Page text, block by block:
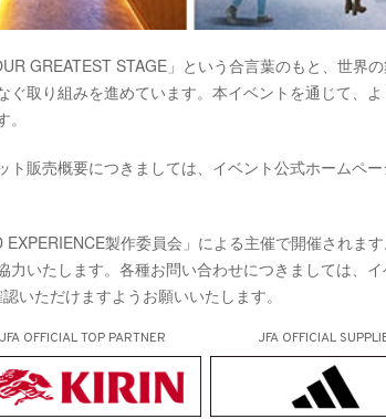
GREATEST STAGE」という合言葉のもと、世界
ぐ取り組みを進めています。本イベントを通じて、
ト販売概要につきましては、イベント公式ホームペー
製作委員会」による主催で開催されま
力いたします。各種お問い合わせにつきましては、
いただけますようお願いいたします。
JFA OFFICIALTOP PARTNER JFA OFFICIAL